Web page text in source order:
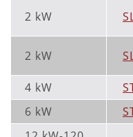
2 kW
2 kW
4 kW
6 kW